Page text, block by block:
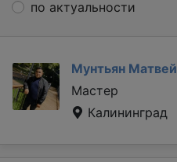
по актуальности
Мунтьян Матвей
Мастер
Калининград